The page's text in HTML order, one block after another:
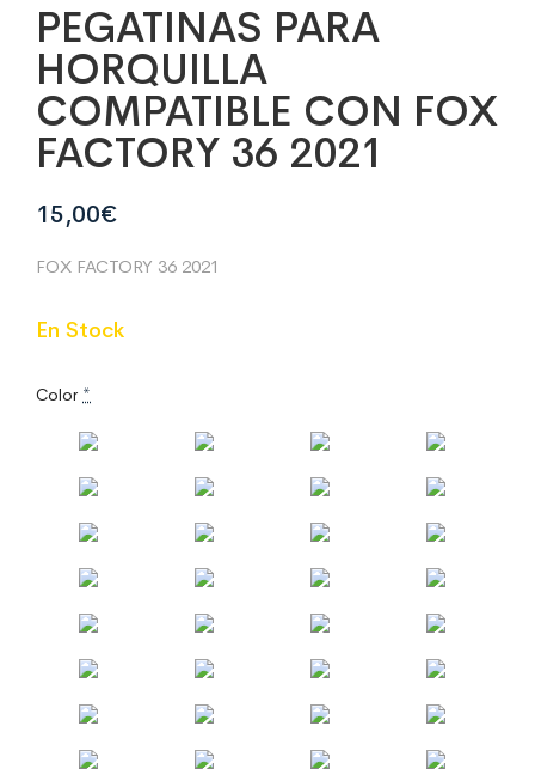
PEGATINAS PARA
HORQUILLA
COMPATIBLE CON FOX
FACTORY 36 2021
15,00€
FOX FACTORY 36 2021
En Stock
Color *